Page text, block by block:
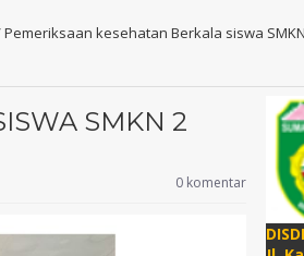
Pemeriksaan kesehatan Berkala siswa
SMKN 2
0 komentar